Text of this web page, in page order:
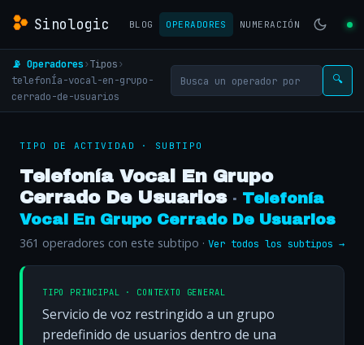
Sinologic BLOG OPERADORES NUMERACIÓN
📡 Operadores›Tipos›
telefonÍa-vocal-en-grupo-
cerrado-de-usuarios
🔍
TIPO DE ACTIVIDAD · SUBTIPO
Telefonía Vocal En Grupo
Cerrado De Usuarios · Telefonía
Vocal En Grupo Cerrado De Usuarios
361 operadores con este subtipo · Ver todos los subtipos →
TIPO PRINCIPAL · CONTEXTO GENERAL
Servicio de voz restringido a un grupo
predefinido de usuarios dentro de una